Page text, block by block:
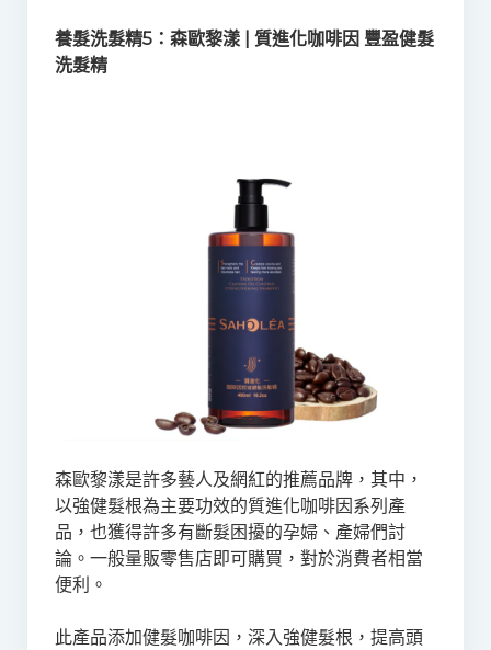
養髮洗髮精5：森歐黎漾 | 質進化咖啡因 豐盈健髮
洗髮精
森歐黎漾是許多藝人及網紅的推薦品牌，其中，
以強健髮根為主要功效的質進化咖啡因系列產
品，也獲得許多有斷髮困擾的孕婦、產婦們討
論。一般量販零售店即可購買，對於消費者相當
便利。
此產品添加健髮咖啡因，深入強健髮根，提高頭